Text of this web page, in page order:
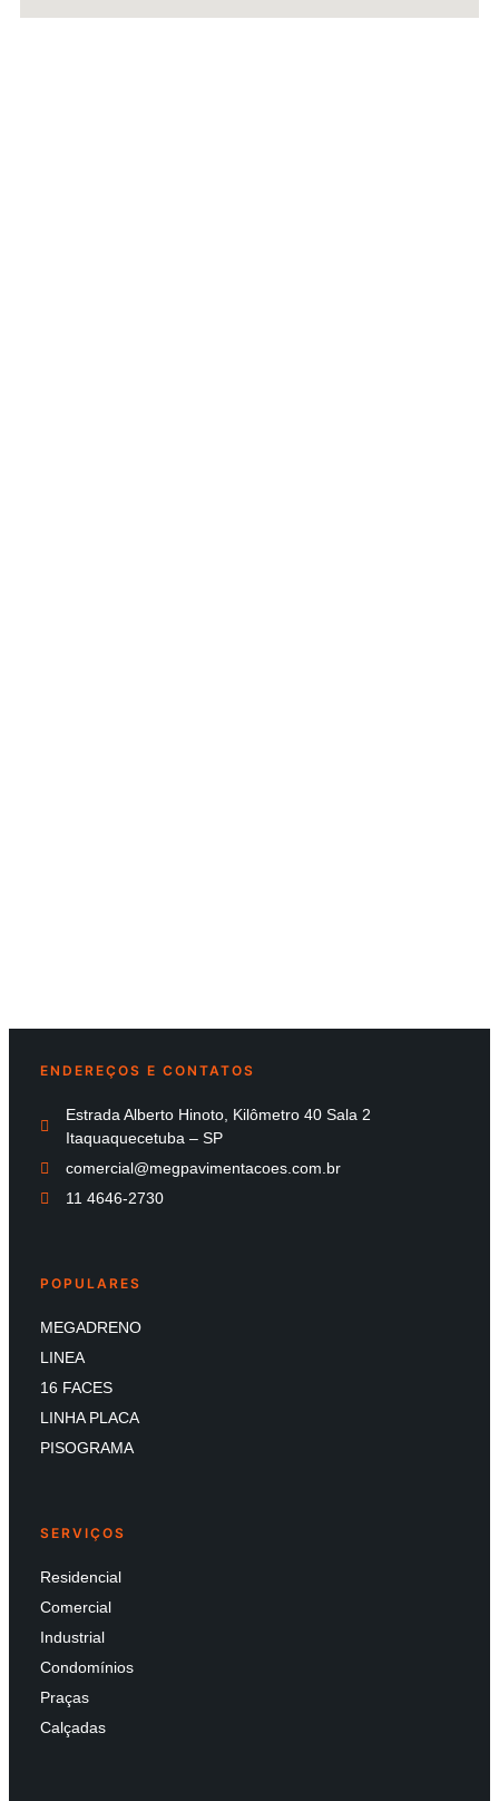
ENDEREÇOS E CONTATOS
Estrada Alberto Hinoto, Kilômetro 40 Sala 2
Itaquaquecetuba – SP
comercial@megpavimentacoes.com.br
11 4646-2730
POPULARES
MEGADRENO
LINEA
16 FACES
LINHA PLACA
PISOGRAMA
SERVIÇOS
Residencial
Comercial
Industrial
Condomínios
Praças
Calçadas